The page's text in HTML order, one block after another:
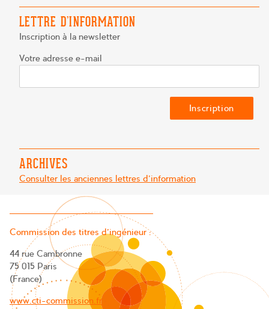
LETTRE D’INFORMATION
Inscription à la newsletter
Votre adresse e-mail
ARCHIVES
Consulter les anciennes lettres d'information
Commission des titres d’ingénieur :
44 rue Cambronne
75 015 Paris
(France)
www.cti-commission.fr